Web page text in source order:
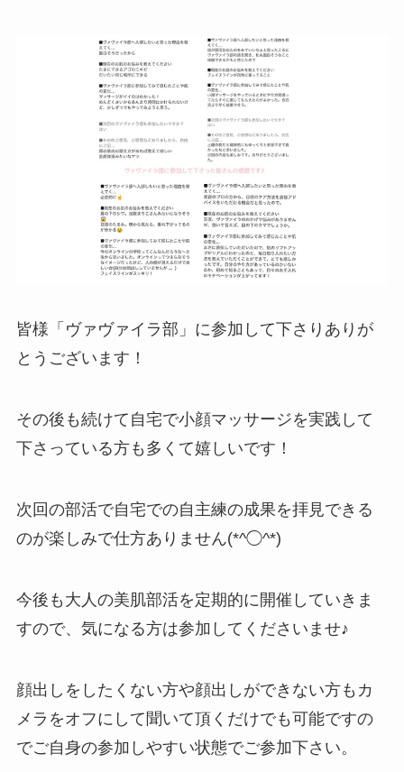
皆様「ヴァヴァイラ部」に参加して下さりありが
とうございます！
その後も続けて自宅で小顔マッサージを実践して
下さっている方も多くて嬉しいです！
次回の部活で自宅での自主練の成果を拝見できる
のが楽しみで仕方ありません(*^◯^*)
今後も大人の美肌部活を定期的に開催していきま
すので、気になる方は参加してくださいませ♪
顔出しをしたくない方や顔出しができない方もカ
メラをオフにして聞いて頂くだけでも可能ですの
でご自身の参加しやすい状態でご参加下さい。